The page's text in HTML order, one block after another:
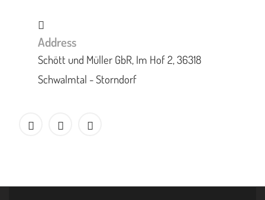
Address
Schött und Müller GbR, Im Hof 2, 36318
Schwalmtal - Storndorf